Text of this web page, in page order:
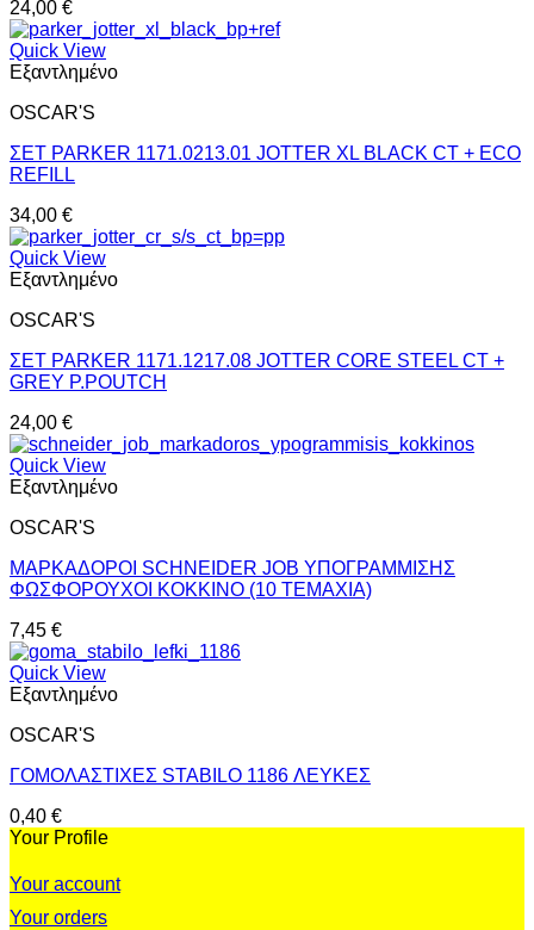
24,00 €
Quick View
Εξαντλημένο
OSCAR'S
ΣΕΤ PARKER 1171.0213.01 JOTTER XL BLACK CT + ECO
REFILL
34,00 €
Quick View
Εξαντλημένο
OSCAR'S
ΣΕΤ PARKER 1171.1217.08 JOTTER CORE STEEL CT +
GREY P.POUTCH
24,00 €
Quick View
Εξαντλημένο
OSCAR'S
ΜΑΡΚΑΔΟΡΟΙ SCHNEIDER JOB ΥΠΟΓΡΑΜΜΙΣΗΣ
ΦΩΣΦΟΡΟΥΧΟΙ ΚΟΚΚΙΝΟ (10 ΤΕΜΑΧΙΑ)
7,45 €
Quick View
Εξαντλημένο
OSCAR'S
ΓΟΜΟΛΑΣΤΙΧΕΣ STABILO 1186 ΛΕΥΚΕΣ
0,40 €
Your Profile
Your account
Your orders